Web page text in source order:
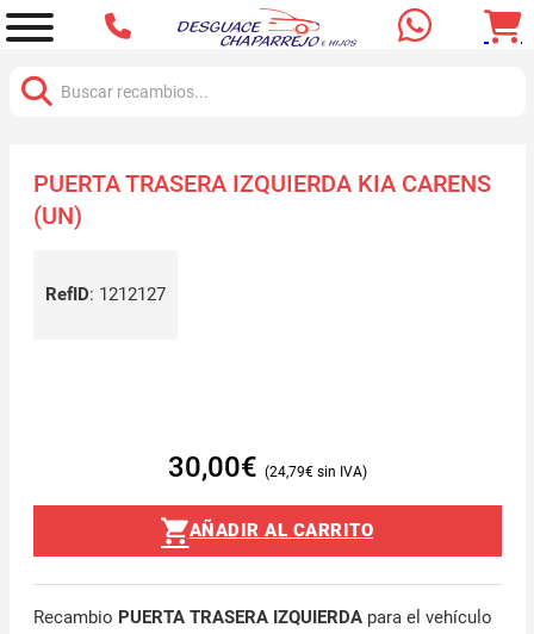
PUERTA TRASERA IZQUIERDA KIA CARENS
(UN)
RefID: 1212127
30,00€ 24,79€
AÑADIR AL CARRITO
Recambio PUERTA TRASERA IZQUIERDApara el vehículo